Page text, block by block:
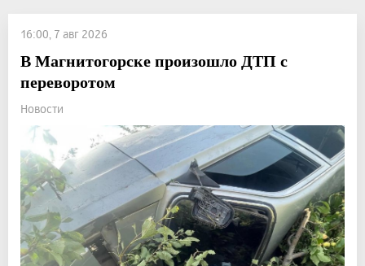
16:00, 7 авг 2026
В Магнитогорске произошло ДТП с
переворотом
Новости